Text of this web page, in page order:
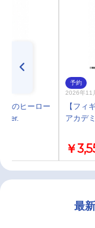
僕のヒーロー
ver.
予約
2026年11
【フィ
アカデ
￥
最